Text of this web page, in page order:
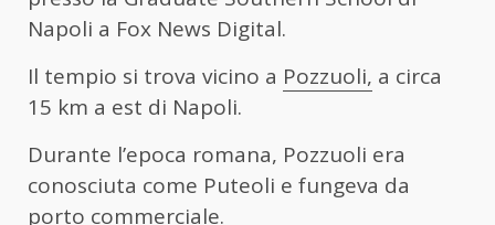
Napoli a Fox News Digital.
Il tempio si trova vicino a Pozzuoli, a circa
15 km a est di Napoli.
Durante l’epoca romana, Pozzuoli era
conosciuta come Puteoli e fungeva da
porto commerciale.